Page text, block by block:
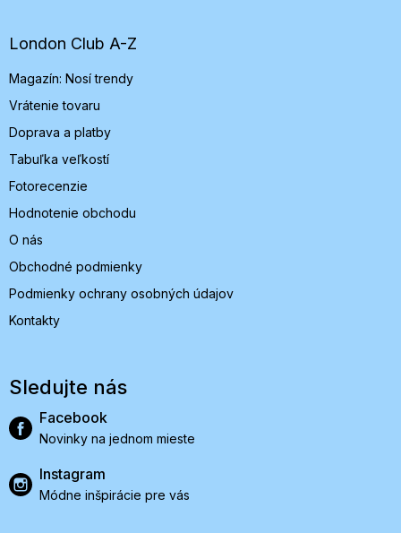
e
London Club A-Z
Magazín: Nosí trendy
Vrátenie tovaru
Doprava a platby
Tabuľka veľkostí
Fotorecenzie
Hodnotenie obchodu
O nás
Obchodné podmienky
Podmienky ochrany osobných údajov
Kontakty
Sledujte nás
Facebook
Novinky na jednom mieste
Instagram
Módne inšpirácie pre vás